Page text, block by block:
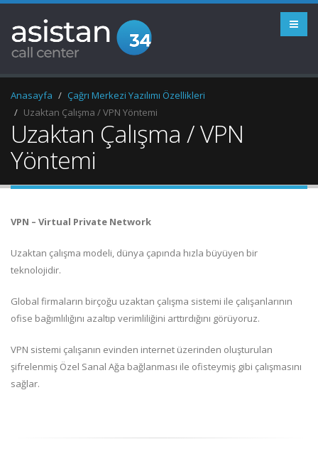
Anasayfa
Çağrı Merkezi Yazılımı Özellikleri
Uzaktan Çalışma / VPN Yöntemi
Uzaktan Çalışma / VPN
Yöntemi
VPN – Virtual Private Network
Uzaktan çalışma modeli, dünya çapında hızla büyüyen bir
teknolojidir.
Global firmaların birçoğu uzaktan çalışma sistemi ile çalışanlarının
ofise bağımlılığını azaltıp verimliliğini arttırdığını görüyoruz.
VPN sistemi çalışanın evinden internet üzerinden oluşturulan
şifrelenmiş Özel Sanal Ağa bağlanması ile ofisteymiş gibi çalışmasını
sağlar.